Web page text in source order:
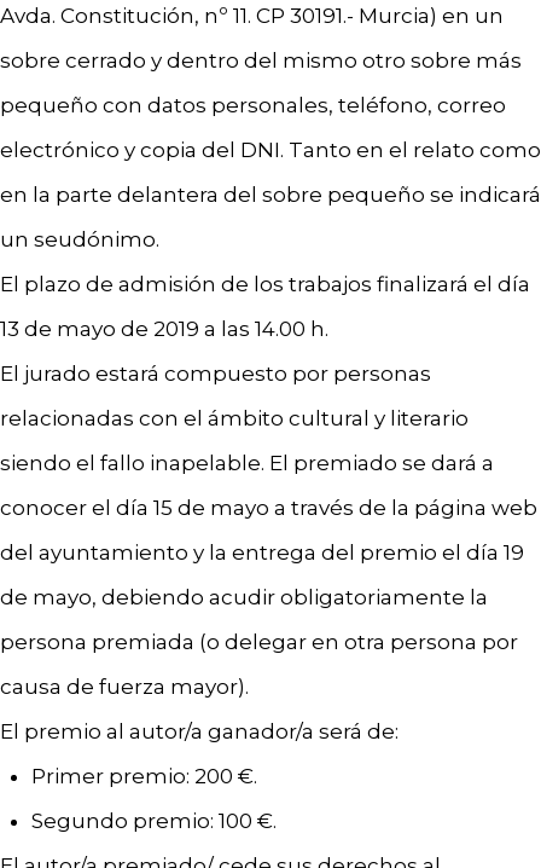
Avda. Constitución, nº 11. CP 30191.- Murcia) en un
sobre cerrado y dentro del mismo otro sobre más
pequeño con datos personales, teléfono, correo
electrónico y copia del DNI. Tanto en el relato como
en la parte delantera del sobre pequeño se indicará
un seudónimo.
El plazo de admisión de los trabajos finalizará el día
13 de mayo de 2019 a las 14.00 h.
El jurado estará compuesto por personas
relacionadas con el ámbito cultural y literario
siendo el fallo inapelable. El premiado se dará a
conocer el día 15 de mayo a través de la página web
del ayuntamiento y la entrega del premio el día 19
de mayo, debiendo acudir obligatoriamente la
persona premiada (o delegar en otra persona por
causa de fuerza mayor).
El premio al autor/a ganador/a será de:
Primer premio: 200 €.
Segundo premio: 100 €.